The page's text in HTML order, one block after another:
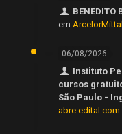
BENEDITO
em
06/08/2026
Instituto
cursos
São Paulo -
abre edital com